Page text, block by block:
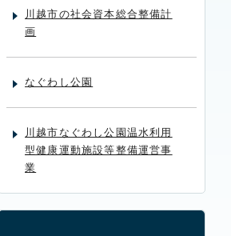
川越市の社会資本総合整備計
画
なぐわし公園
川越市なぐわし公園温水利用
型健康運動施設等整備運営事
業